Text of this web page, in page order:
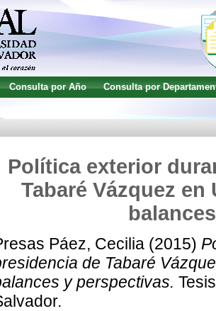
Consulta por Año
Consulta por
Política exterior
Tabaré Vázquez
Páez, Cecilia (2015)
de Tabaré
y perspectivas.